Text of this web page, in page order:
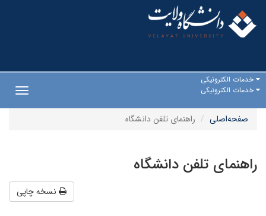
خدمات الکترونیکی
خدمات الکترونیکی
صفحه‌اصلی
راهنمای تلفن دانشگاه
راهنمای تلفن دانشگاه
نسخه چاپی